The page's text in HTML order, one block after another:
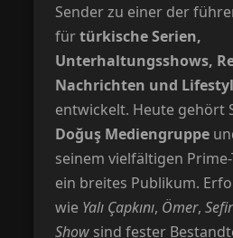
Sender zu einer der
fürtürkische Serien,
Unterhaltungsshows,
Nachrichten und
entwickelt. Heute gehört
Doğuş Mediengruppe
seinem vielfältigen
ein breites Publikum.
wie Yalı Çapkını, Ömer,
Show sind fester